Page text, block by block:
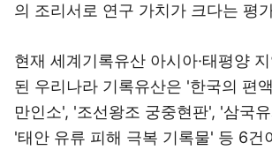
의 조리서로 연구 가치가 크다는 평
현재 세계기록유산 아시아·태평양
된 우리나라 기록유산은 '한국의 편
만인소', '조선왕조 궁중현판', '삼국
'태안 유류 피해 극복 기록물' 등 6건